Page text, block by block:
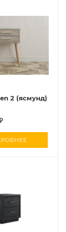
2 (ясмунд)